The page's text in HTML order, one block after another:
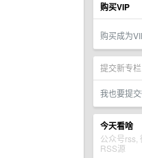
购买VIP
购买成为
提交新专栏
我也要提
今天看啥
公众号rss,
RSS源